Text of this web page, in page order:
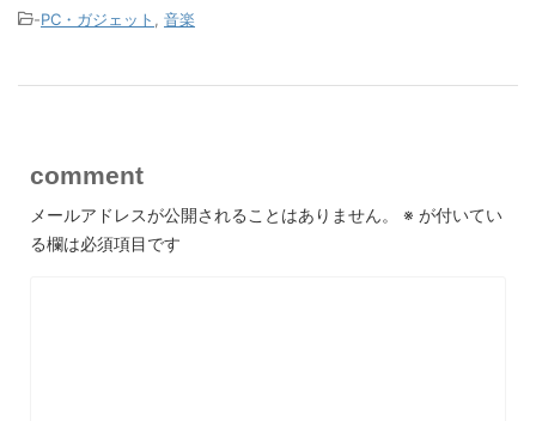
-PC・ガジェット 音楽
comment
メールアドレスが公開されることはありません。 ※ が付いてい
る欄は必須項目です